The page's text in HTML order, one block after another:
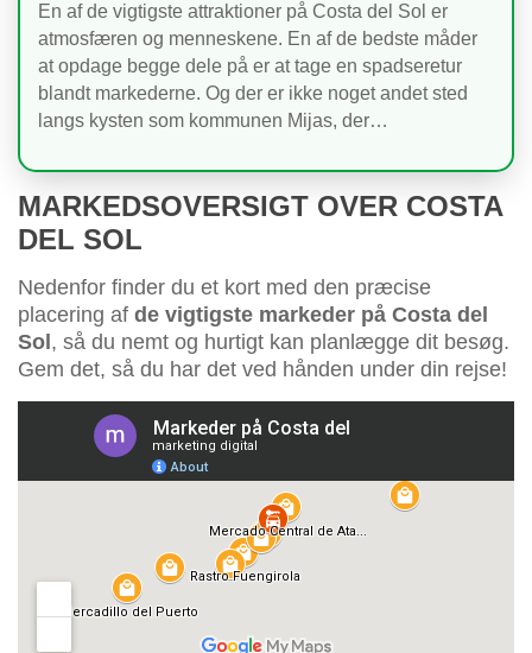
En af de vigtigste attraktioner på Costa del Sol er
atmosfæren og menneskene. En af de bedste måder
at opdage begge dele på er at tage en spadseretur
blandt markederne. Og der er ikke noget andet sted
langs kysten som kommunen Mijas, der…
MARKEDSOVERSIGT OVER COSTA
DEL SOL
Nedenfor finder du et kort med den præcise
placering af de vigtigste markeder på Costa del
Sol , så du nemt og hurtigt kan planlægge dit besøg.
Gem det, så du har det ved hånden under din rejse!